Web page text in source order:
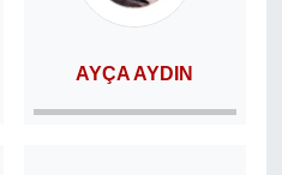
AYÇA AYDIN